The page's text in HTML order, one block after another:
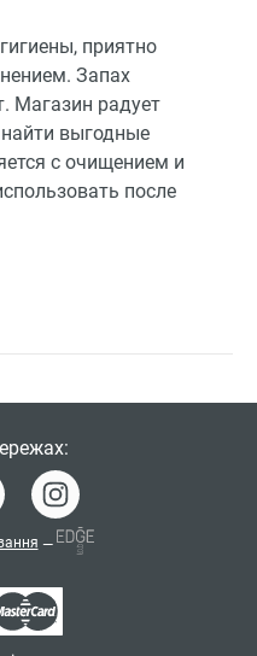
приятно
Запах
Магазин радует
выгодные
с очищением и
после
—